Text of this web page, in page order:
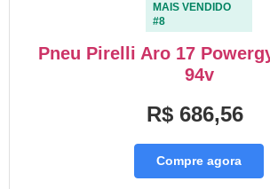
MAIS VENDIDO
#8
Pneu Pirelli Aro 17
94v
R$ 686,56
Compre agora